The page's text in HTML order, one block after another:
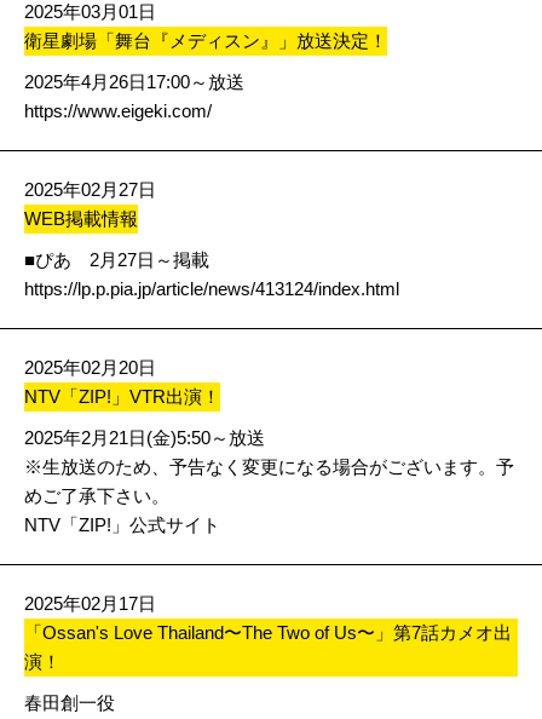
2025年03月01日
衛星劇場「舞台『メディスン』」放送決定！
2025年4月26日17:00～放送
https://www.eigeki.com/
2025年02月27日
WEB掲載情報
■ぴあ 2月27日～掲載
https://lp.p.pia.jp/article/news/413124/index.html
2025年02月20日
NTV「ZIP!」VTR出演！
2025年2月21日(金)5:50～放送
※生放送のため、予告なく変更になる場合がございます。予
めご了承下さい。
NTV「ZIP!」公式サイト
2025年02月17日
「Ossan's Love Thailand〜The Two of Us〜」第7話カメオ出
演！
春田創一役